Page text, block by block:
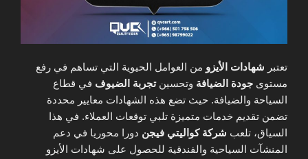
تعتبر شهادات الأيزو من العوامل الحيوية التي تساهم في رفع
مستوى جودة الضيافة وتحسينتجربة الضيوف في قطاع
السياحة والضيافة. حيث تضع هذه الشهادات معايير محددة
تضمن تقديم خدمات متميزة تلبي توقعات العملاء. في هذا
السياق، تلعب شركة كواليتي فيجن دورا محوريا في دعم
المنشآت السياحية والفندقية للحصول على شهادات الأيزو